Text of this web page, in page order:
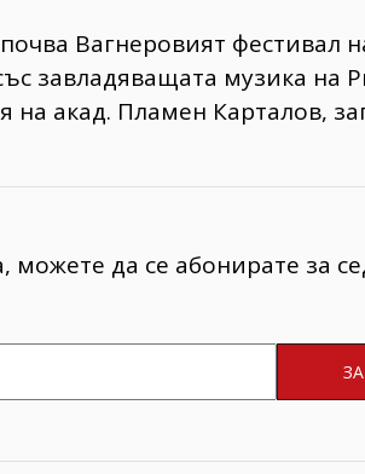
Вагнеровият фестивал
завладяващата музика на
на акад. Пламен Карталов,
можете да се абонирате за